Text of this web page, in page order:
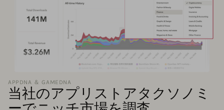
APPDNA ＆ GAMEDNA
当社のアプリストアタクソノミ